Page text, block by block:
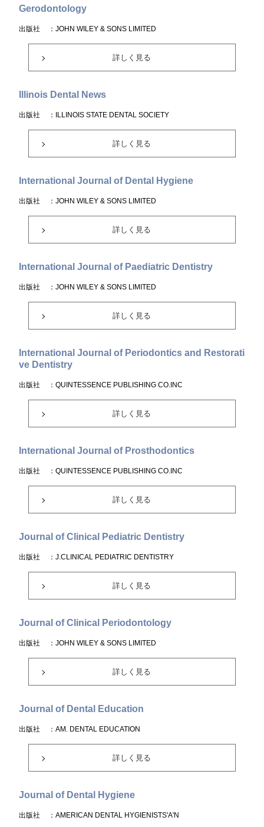
Gerodontology
出版社 ：JOHN WILEY & SONS LIMITED
詳しく見る
Illinois Dental News
出版社 ：ILLINOIS STATE DENTAL SOCIETY
詳しく見る
International Journal of Dental Hygiene
出版社 ：JOHN WILEY & SONS LIMITED
詳しく見る
International Journal of Paediatric Dentistry
出版社 ：JOHN WILEY & SONS LIMITED
詳しく見る
International Journal of Periodontics and Restorati
ve Dentistry
出版社 ：QUINTESSENCE PUBLISHING CO.INC
詳しく見る
International Journal of Prosthodontics
出版社 ：QUINTESSENCE PUBLISHING CO.INC
詳しく見る
Journal of Clinical Pediatric Dentistry
出版社 ：J.CLINICAL PEDIATRIC DENTISTRY
詳しく見る
Journal of Clinical Periodontology
出版社 ：JOHN WILEY & SONS LIMITED
詳しく見る
Journal of Dental Education
出版社 ：AM. DENTAL EDUCATION
詳しく見る
Journal of Dental Hygiene
出版社 ：AMERICAN DENTAL HYGIENISTS'A'N